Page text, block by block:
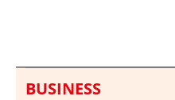
BUSINESS